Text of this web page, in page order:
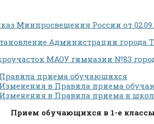
Минпросвещения России от
Администрации города
МАОУ гимназии №83
Правила приема обучающихся
Изменения в Правила приема
Изменения в Правила приема в школу
Прием обучающихся в 1-е